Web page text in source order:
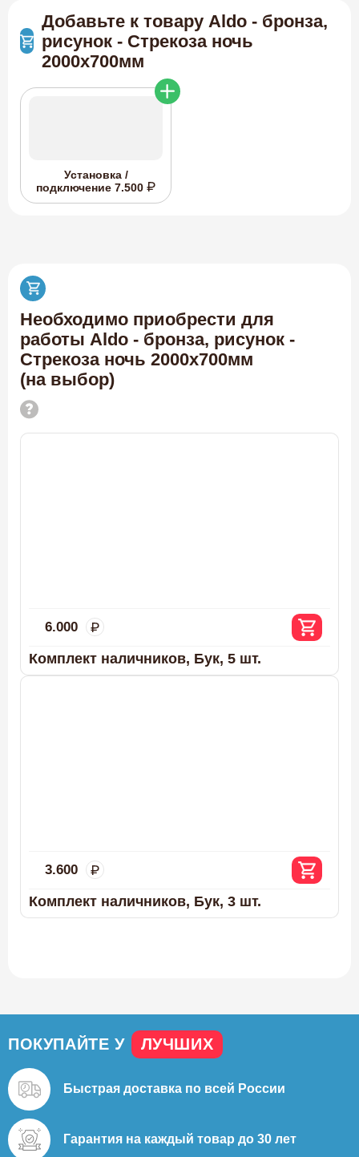
Добавьте к товару Aldo - бронза,
рисунок - Стрекоза ночь
2000х700мм
Установка /
подключение 7.500
Необходимо приобрести для
работы Aldo - бронза, рисунок -
Стрекоза ночь 2000х700мм
(на выбор)
6.000
Комплект наличников, Бук, 5 шт.
3.600
Комплект наличников, Бук, 3 шт.
ПОКУПАЙТЕ У ЛУЧШИХ
Быстрая доставка по всей России
Гарантия на каждый товар до 30 лет